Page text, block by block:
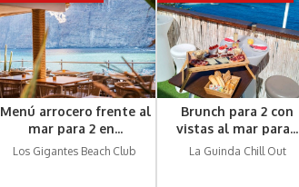
Menú arrocero frente al
mar para 2 en...
Los Gigantes Beach Club
Brunch para 2 con
vistas al mar para...
La Guinda Chill Out